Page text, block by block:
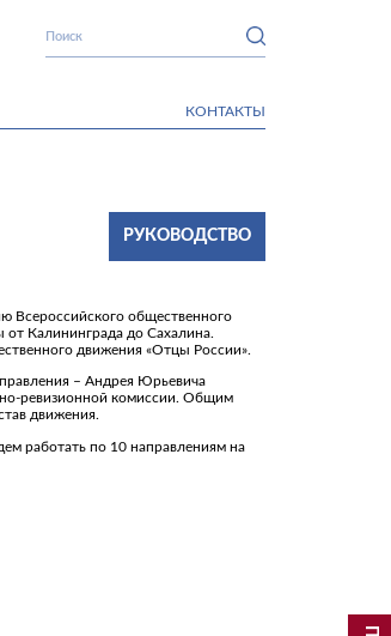
КОНТАКТЫ
РУКОВОДСТВО
Всероссийского общественного
от Калининграда до Сахалина.
движения «Отцы России».
– Андрея Юрьевича
ревизионной комиссии. Общим
движения.
работать по 10 направлениям на